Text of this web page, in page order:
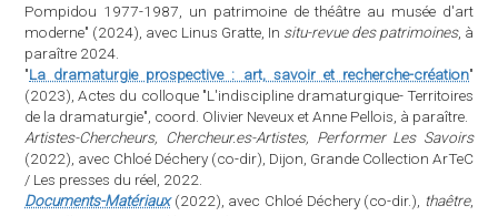
Pompidou 1977-1987, un patrimoine de théâtre au musée d'art
moderne" (2024), avec Linus Gratte, In situ-revue des patrimoines, à
paraître 2024.
"La dramaturgie prospective : art, savoir et recherche-création"
(2023), Actes du colloque "L'indiscipline dramaturgique- Territoires
de la dramaturgie", coord. Olivier Neveux et Anne Pellois, à paraître.
Artistes-Chercheurs, Chercheur.es-Artistes, Performer Les Savoirs
(2022), avec Chloé Déchery (co-dir), Dijon, Grande Collection ArTeC
/ Les presses du réel, 2022.
Documents-Matériaux(2022), avec Chloé Déchery (co-dir.), thaêtre,